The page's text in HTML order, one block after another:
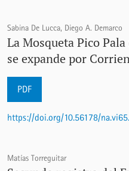
Sabina De Lucca, Diego A. Demarco
La Mosqueta Pico Pala
se expande por
PDF
https://doi.org/10.56178/
Matías Torreguitar